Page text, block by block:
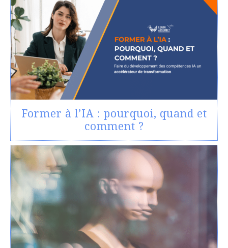
Former à l’IA : pourquoi, quand et
comment ?